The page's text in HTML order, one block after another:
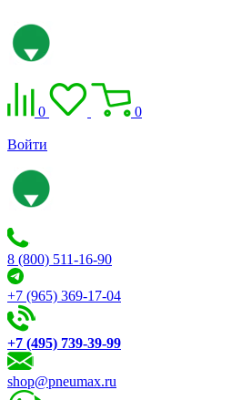
0 0
Войти
8 (800) 511-16-90
+7 (965) 369-17-04
+7 (495) 739-39-99
shop@pneumax.ru